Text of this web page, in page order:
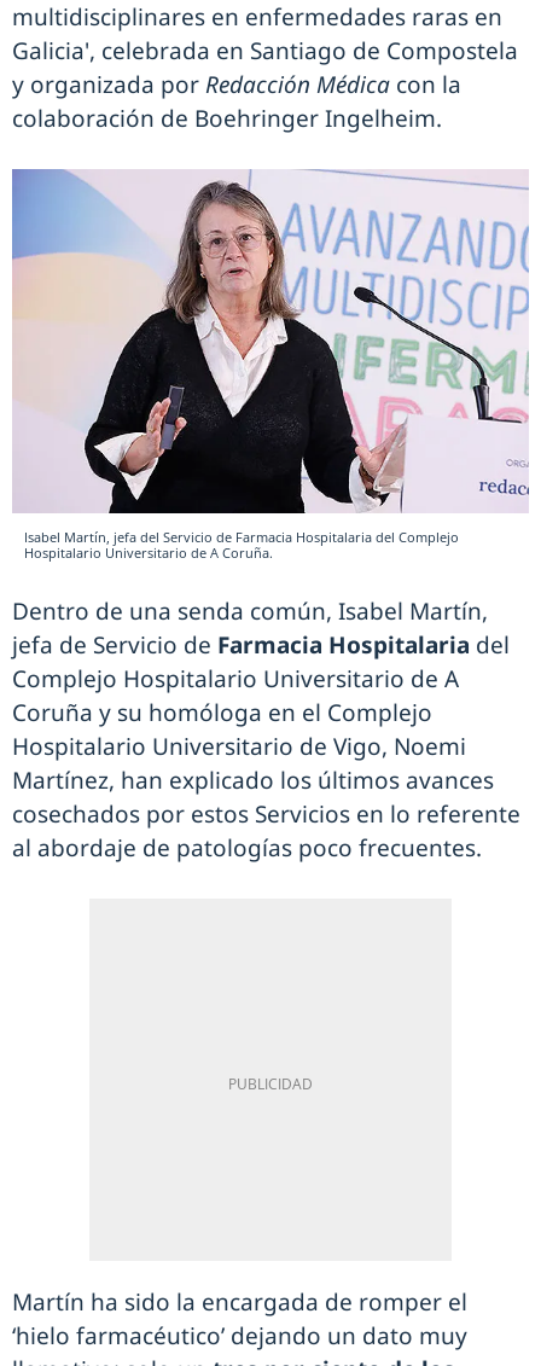
multidisciplinares en enfermedades raras en
Galicia', celebrada en Santiago de Compostela
y organizada porRedacción Médica con la
colaboración de Boehringer Ingelheim.
Isabel Martín, jefa del Servicio de Farmacia Hospitalaria del Complejo
Hospitalario Universitario de A Coruña.
Dentro de una senda común, Isabel Martín,
jefa de Servicio de Farmacia Hospitalaria del
Complejo Hospitalario Universitario de A
Coruña y su homóloga en el Complejo
Hospitalario Universitario de Vigo, Noemi
Martínez, han explicado los últimos avances
cosechados por estos Servicios en lo referente
al abordaje de patologías poco frecuentes.
Martín ha sido la encargada de romper el
‘hielo farmacéutico’ dejando un dato muy